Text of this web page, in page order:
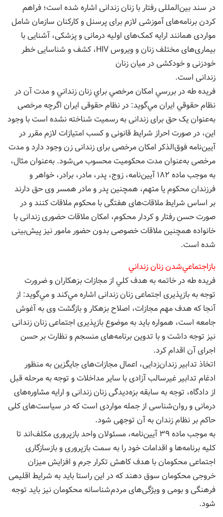
در سند بین‌المللی رفتار با زنان زندانی اشاره شده است؛ فراهم
کردن برنامه‌های آموزشی لازم برای پرسنل و کارکنان سازمان شامل
مواردی همانند ارايه کمک‌های اولیه درمانی و پزشکی، آشنایی با
بیماری‌های مختلف زنان و ویروس HIV، کشف و شناسایی خطر
خودزنی و خودکشی در میان زنان
زندانی است.
فريده طه در بررسي امكان مرخصي براي زنان زنداني و مدت آن در
نظام حقوقي ايران مي‌گويد: در نظام حقوقی ایران اگرچه مرخصی
به‌عنوان یک حق برای زندانی به رسمیت شناخته نشده است با وجود
این، در صورت احراز شرایط قانونی و کسب امتیازات لازم مقرر در
آيین‌نامه فوق‌الذکر امکان مرخصی برای زندانی زن وجود دارد و مدت
مرخصی به‌عنوان مدت محکومیت محسوب می‌شود. به‌عنوان مثال،
به موجب ماده ۱۸۲ آيین‌نامه، زوج، پدر، مادر، برادر، خواهر و
فرزندان محکوم یا متهم، همچنین پدر و مادر همسر وی حق دارند
بر اساس شرایط ملاقات‌های هفتگی با محکوم ملاقات کنند و در
صورت حسن‌ رفتار و کردار محکوم، امکان ملاقات حضوری زندانی با
خانواده همچنین ملاقات خصوصی بدون حضور مامور نیز پیش‌بینی
شده است.
بازاجتماعي‌شدن زنان زنداني
فريده طه در خاتمه به هدف كلي از مجازات بزهكاران و ضرورت
توجه به بازپذیری اجتماعی زنان زندانی اشاره مي‌كند و مي‌گويد: از
آنجا که هدف مهم مجازات، اصلاح بزهکار و بازگشت وی به آغوش
جامعه است، همواره باید به موضوع بازپذیری اجتماعی زنان زندانی
نیز توجه داشت و با تدوین برنامه‌های منسجم و نظارت بر حسن
اجرای آن اقدام كرد.
اتخاذ تدابیر زندان‌زدایی، اعمال مجازات‌های جایگزین به منظور
ادغام تدابیر غیرسالب آزادی با سایر مداخلات و توجه به مرحله قبل
از دادگاه، توجه به سابقه بزه‌دیدگی زنان زندانی و ارايه مشاوره‌های
درمانی و روان‌شناسی از جمله مواردی است که در سیاست‌های کلی
حاکم بر نظام زندان به آن توجهی شود.
به موجب ماده ۳۹ آيین‌نامه، مسئولان واحد بازپروری مکلف‌اند تا
کلیه برنامه‌ها و اقدامات خود را به سمت بازپروری و بازسازگاری
اجتماعی محکومان با هدف کاهش تکرار جرم و افزایش میزان
خروجی محکومان سوق دهند که در این راستا باید به شرایط اقلیمی
فرهنگی و بومی و ویژگی‌های مردم‌شناسانه محکومان نیز باید توجه
شود.